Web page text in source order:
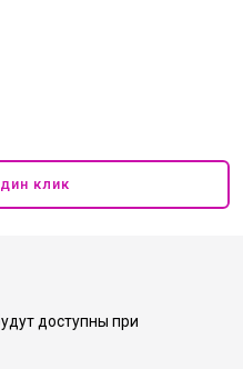
клик
доступны при